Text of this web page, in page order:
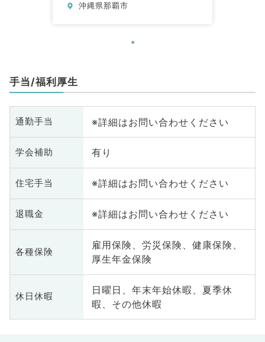
沖縄県那覇市
手当/福利厚生
通勤手当 ※詳細はお問い合わせください
学会補助 有り
住宅手当 ※詳細はお問い合わせください
退職金 ※詳細はお問い合わせください
各種保険
雇用保険、労災保険、健康保険、
厚生年金保険
休日休暇
日曜日、年末年始休暇、夏季休
暇、その他休暇